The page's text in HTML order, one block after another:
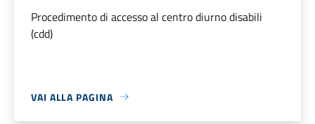
Procedimento di accesso al centro diurno disabili
(cdd)
VAI ALLA PAGINA